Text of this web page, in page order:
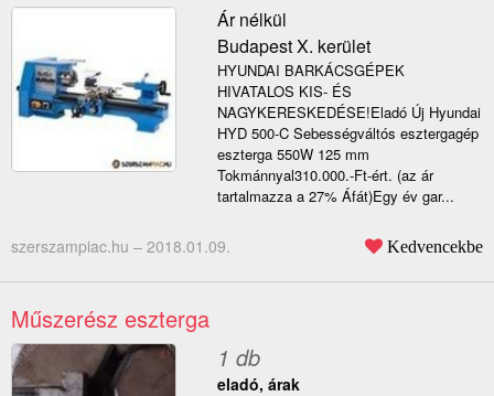
Ár nélkül
Budapest X. kerület
HYUNDAI BARKÁCSGÉPEK
HIVATALOS KIS- ÉS
NAGYKERESKEDÉSE!Eladó Új Hyundai
HYD 500-C Sebességváltós esztergagép
eszterga 550W 125 mm
Tokmánnyal310.000.-Ft-ért. (az ár
tartalmazza a 27% Áfát)Egy év gar...
szerszampiac.hu – 2018.01.09. Kedvencekbe
Műszerész eszterga
1 db
eladó, árak